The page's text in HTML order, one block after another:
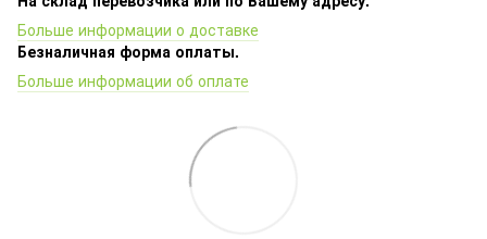
Больше информации о доставке
Безналичная форма оплаты.
Больше информации об оплате